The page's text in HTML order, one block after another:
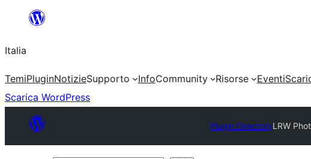
contenuto
Italia
TemiPluginNotizieSupporto InfoCommunity Risorse Eventi
Scarica WordPress
Plugin DirectoryLRW